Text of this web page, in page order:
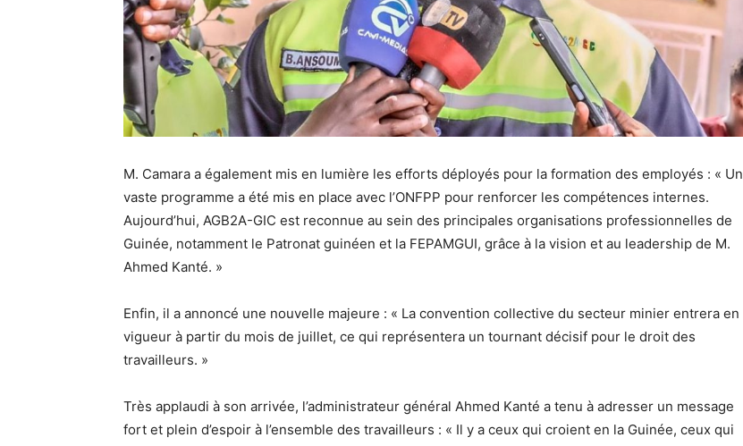
M. Camara a également mis en lumière les efforts déployés pour la formation des employés : « Un
vaste programme a été mis en place avec l’ONFPP pour renforcer les compétences internes.
Aujourd’hui, AGB2A-GIC est reconnue au sein des principales organisations professionnelles de
Guinée, notamment le Patronat guinéen et la FEPAMGUI, grâce à la vision et au leadership de M.
Ahmed Kanté. »
Enfin, il a annoncé une nouvelle majeure : « La convention collective du secteur minier entrera en
vigueur à partir du mois de juillet, ce qui représentera un tournant décisif pour le droit des
travailleurs. »
Très applaudi à son arrivée, l’administrateur général Ahmed Kanté a tenu à adresser un message
fort et plein d’espoir à l’ensemble des travailleurs : « Il y a ceux qui croient en la Guinée, ceux qui